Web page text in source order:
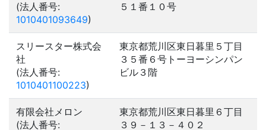
(法人番号:
1010401093649)
５１番１０号
スリースター株式会
社
(法人番号:
1010401100223)
東京都荒川区東日暮里５丁目
３５番６号トーヨーシンパン
ビル３階
有限会社メロン
(法人番号:
東京都荒川区東日暮里６丁目
３９－１３－４０２